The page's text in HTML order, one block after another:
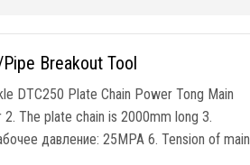
Breakout Tool
DTC250 Plate Chain Power Tong Main
2.The plate chain is 2000mm long 3.
давление: 25MPA 6.Tension of main